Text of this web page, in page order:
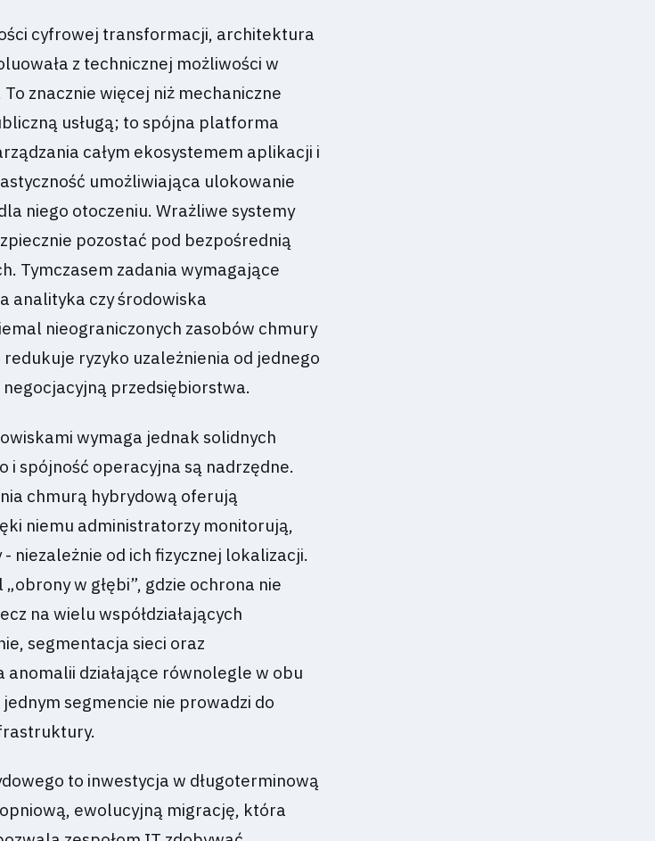
cyfrowej transformacji, architektura
z technicznej możliwości w
znacznie więcej niż mechaniczne
usługą; to spójna platforma
całym ekosystemem aplikacji i
umożliwiająca ulokowanie
niego otoczeniu. Wrażliwe systemy
pozostać pod bezpośrednią
Tymczasem zadania wymagające
analityka czy środowiska
nieograniczonych zasobów chmury
ryzyko uzależnienia od jednego
przedsiębiorstwa.
wymaga jednak solidnych
i spójność operacyjna są nadrzędne.
chmurą hybrydową oferują
niemu administratorzy monitorują,
niezależnie od ich fizycznej lokalizacji.
w głębi”, gdzie ochrona nie
na wielu współdziałających
segmentacja sieci oraz
działające równolegle w obu
segmencie nie prowadzi do
to inwestycja w długoterminową
ewolucyjną migrację, która